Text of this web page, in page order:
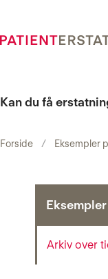
Kan du få
Forside Eksempler
Arkiv over